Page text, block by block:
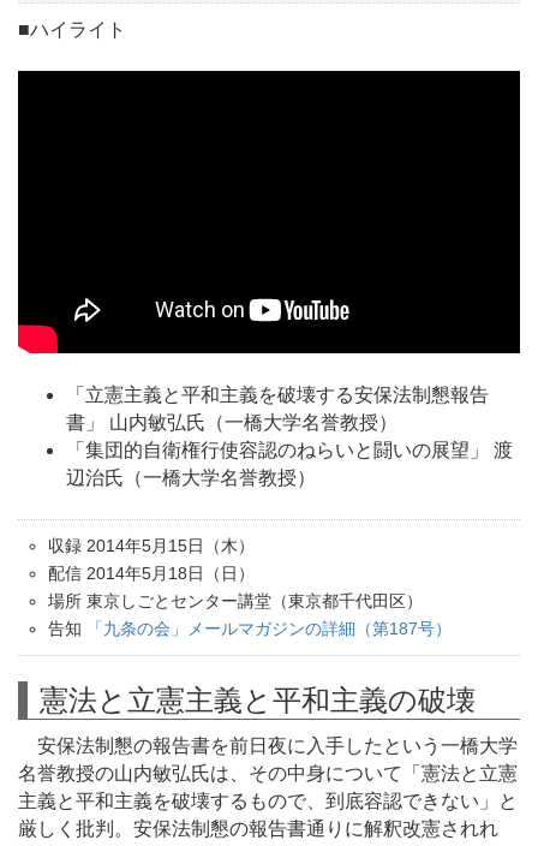
■ハイライト
「立憲主義と平和主義を破壊する安保法制懇報告
書」 山内敏弘氏（一橋大学名誉教授）
「集団的自衛権行使容認のねらいと闘いの展望」 渡
辺治氏（一橋大学名誉教授）
収録 2014年5月15日（木）
配信 2014年5月18日（日）
場所 東京しごとセンター講堂（東京都千代田区）
告知
「九条の会」メールマガジンの詳細（第187号）
憲法と立憲主義と平和主義の破壊
安保法制懇の報告書を前日夜に入手したという一橋大学
名誉教授の山内敏弘氏は、その中身について「憲法と立憲
主義と平和主義を破壊するもので、到底容認できない」と
厳しく批判。安保法制懇の報告書通りに解釈改憲されれ